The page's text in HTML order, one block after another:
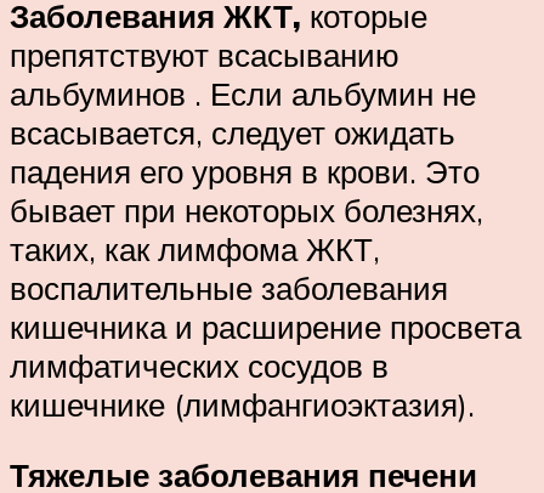
Заболевания ЖКТ, которые
препятствуют всасыванию
альбуминов . Если альбумин не
всасывается, следует ожидать
падения его уровня в крови. Это
бывает при некоторых болезнях,
таких, как лимфома ЖКТ,
воспалительные заболевания
кишечника и расширение просвета
лимфатических сосудов в
кишечнике (лимфангиоэктазия).
Тяжелые заболевания печени